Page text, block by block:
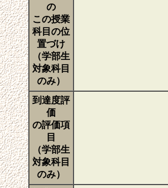
の
この授業
科目の位
置づけ
（学部生
対象科目
のみ）
到達度評
価
の評価項
目
（学部生
対象科目
のみ）